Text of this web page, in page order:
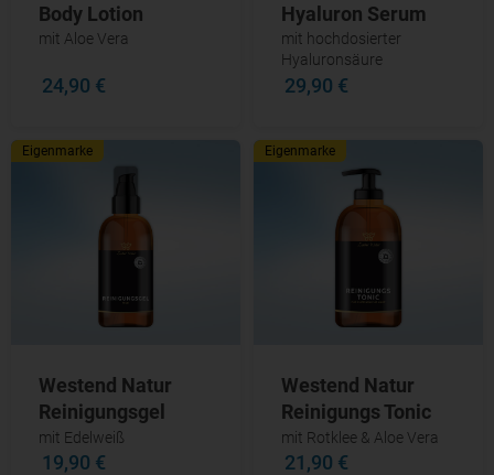
Body Lotion
mit Aloe Vera
24,90 €
Hyaluron Serum
mit hochdosierter
Hyaluronsäure
29,90 €
Eigenmarke
Westend Natur
Reinigungsgel
mit Edelweiß
19,90 €
Eigenmarke
Westend Natur
Reinigungs Tonic
mit Rotklee & Aloe Vera
21,90 €